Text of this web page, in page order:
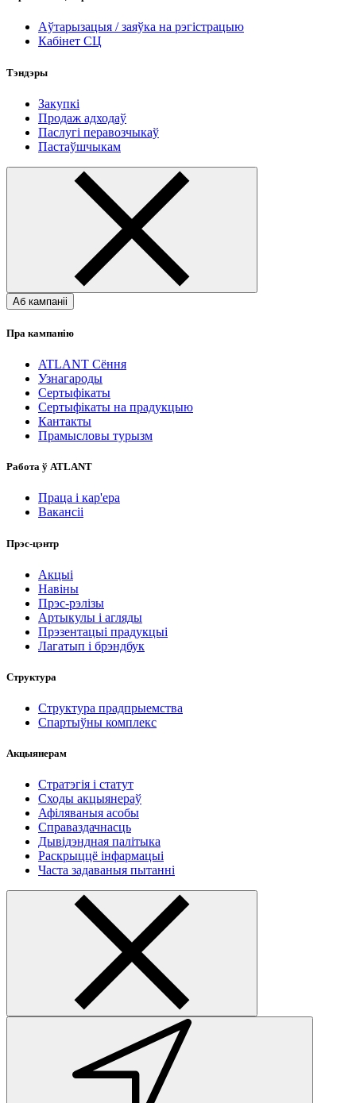
Аўтарызацыя / заяўка на рэгістрацыю
Кабінет СЦ
Тэндэры
Закупкі
Продаж адходаў
Паслугі перавозчыкаў
Пастаўшчыкам
Аб кампаніі
Пра кампанію
ATLANT Сёння
Узнагароды
Сертыфікаты
Сертыфікаты на прадукцыю
Кантакты
Прамысловы турызм
Работа ў ATLANT
Праца і кар'ера
Вакансіі
Прэс-цэнтр
Акцыі
Навіны
Прэс-рэлізы
Артыкулы і агляды
Прэзентацыі прадукцыі
Лагатып і брэндбук
Структура
Структура прадпрыемства
Спартыўны комплекс
Акцыянерам
Стратэгія і статут
Сходы акцыянераў
Афіляваныя асобы
Справаздачнасць
Дывідэндная палітыка
Раскрыццё інфармацыі
Часта задаваныя пытанні